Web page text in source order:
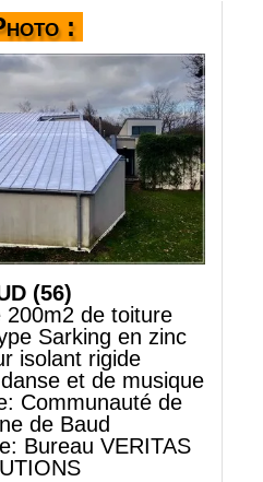
Légal
:
(56)
200m2 de toiture
Sarking en zinc
isolant rigide
et de musique
Communauté de
de Baud
Bureau VERITAS